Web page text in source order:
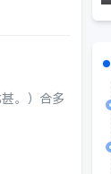
。）合多